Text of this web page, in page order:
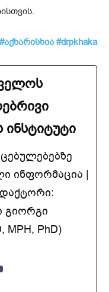
#აქხარისხია #drpkhaka
ინსტიტუტი
ინფორმაცია |
გიორგი
MPH, PhD)